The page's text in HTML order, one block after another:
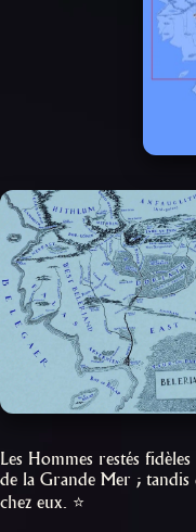
Les Hommes restés
de la Grande Mer ; tandis
chez eux. ⭐️